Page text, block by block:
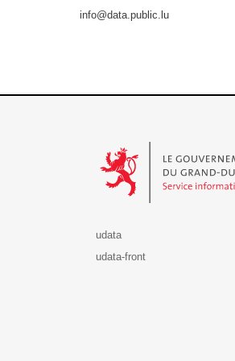
info@data.public.lu
udata
udata-front